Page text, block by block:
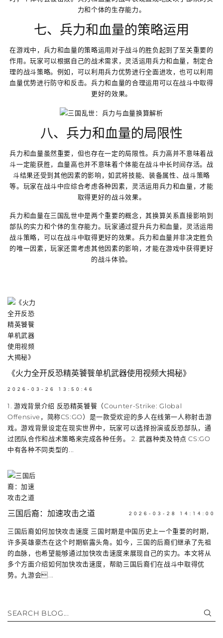
力和个体的生存能力。
七、兵力和血量的策略运用
在游戏中，兵力和血量的策略运用对于战斗的胜负起到了至关重要的
作用。玩家可以根据自己的战术需求，灵活运用兵力和血量，制定合
理的战斗策略。例如，可以利用兵力优势进行全面进攻，也可以利用
血量优势进行防守和反击。兵力和血量的合理运用可以在战斗中取得
更好的效果。
八、兵力和血量的局限性
兵力和血量虽然重要，但也存在一定的局限性。兵力高并不意味着战
斗一定能获胜，血量高也并不意味着个体能在战斗中长时间存活。战
斗结果还受到其他因素的影响，如武将技能、装备属性、战斗策略
等。玩家在战斗中应综合考虑各种因素，灵活运用兵力和血量，才能
取得更好的战斗效果。
兵力和血量在三国乱世中是两个重要的概念，其换算关系直接影响到
部队的实力和个体的生存能力。玩家通过提升兵力和血量，灵活运用
战斗策略，可以在战斗中取得更好的效果。兵力和血量并非决定胜负
的唯一因素，玩家还需考虑其他因素的影响，才能在游戏中获得更好
的战斗体验。
《火力全开反恐精英饕餮单机武器使用视频大揭秘》
2026-03-26 13:50:46
1. 游戏背景介绍 反恐精英饕餮（Counter-Strike: Global
Offensive，简称CS:GO）是一款受欢迎的多人在线第一人称射击游
戏。游戏背景设定在现实世界中，玩家可以选择扮演或反恐部队，通
过团队合作和战术策略来完成各种任务。 2. 武器种类及特点 CS:GO
中有各种不同类型的...
三国后裔：加速攻击之道 2026-03-28 14:14:00
三国后裔如何加快攻击速度 三国时期是中国历史上一个重要的时期，
许多英雄豪杰在这个时期崭露头角。如今，三国的后裔们继承了先祖
的血脉，也希望能够通过加快攻击速度来展现自己的实力。本文将从
多个方面介绍如何加快攻击速度，帮助三国后裔们在战斗中取得优
势。九游会...
SEARCH BLOG...